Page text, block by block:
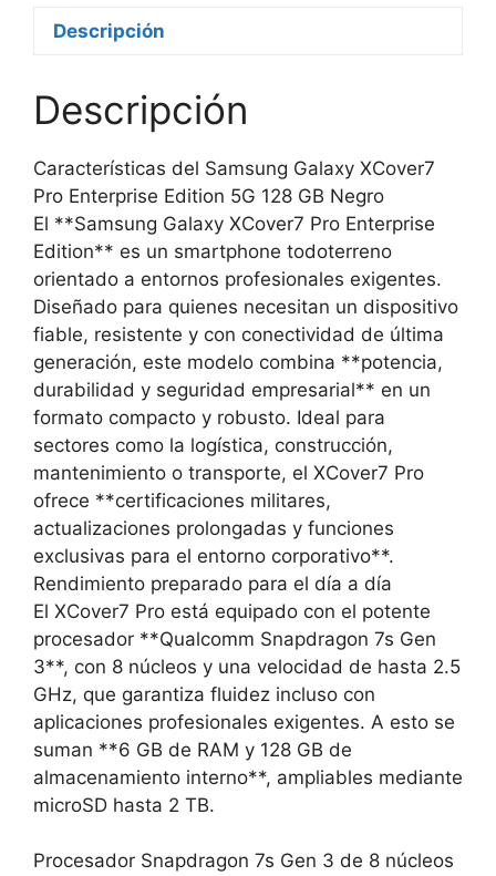
Descripción
Descripción
Características del Samsung Galaxy XCover7
Pro Enterprise Edition 5G 128 GB Negro
El **Samsung Galaxy XCover7 Pro Enterprise
Edition** es un smartphone todoterreno
orientado a entornos profesionales exigentes.
Diseñado para quienes necesitan un dispositivo
fiable, resistente y con conectividad de última
generación, este modelo combina **potencia,
durabilidad y seguridad empresarial** en un
formato compacto y robusto. Ideal para
sectores como la logística, construcción,
mantenimiento o transporte, el XCover7 Pro
ofrece **certificaciones militares,
actualizaciones prolongadas y funciones
exclusivas para el entorno corporativo**.
Rendimiento preparado para el día a día
El XCover7 Pro está equipado con el potente
procesador **Qualcomm Snapdragon 7s Gen
3**, con 8 núcleos y una velocidad de hasta 2.5
GHz, que garantiza fluidez incluso con
aplicaciones profesionales exigentes. A esto se
suman **6 GB de RAM y 128 GB de
almacenamiento interno**, ampliables mediante
microSD hasta 2 TB.
Procesador Snapdragon 7s Gen 3 de 8 núcleos